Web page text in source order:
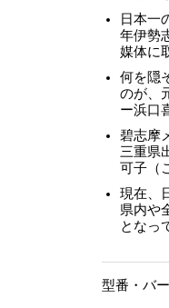
日本一
年伊勢
媒体に
何を隠
のが、
ー浜口
碧志摩
三重県
可子（
現在、
県内や
となっ
型番・バ